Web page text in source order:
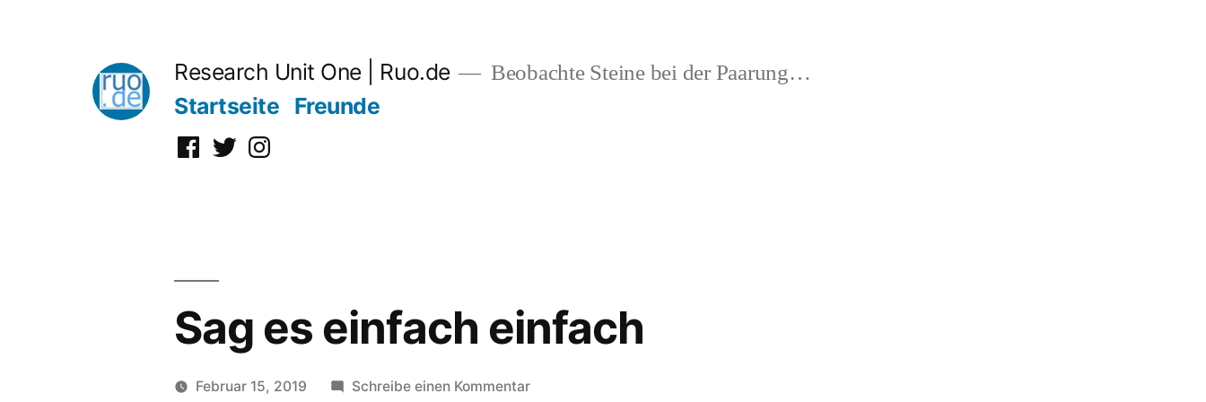
Research Unit One | Ruo.de Beobachte Steine bei der Paarung…
Startseite Freunde
Facebook
TwitterInstagram
Sag es einfach einfach
Februar 15, 2019 Schreibe einen Kommentarzu